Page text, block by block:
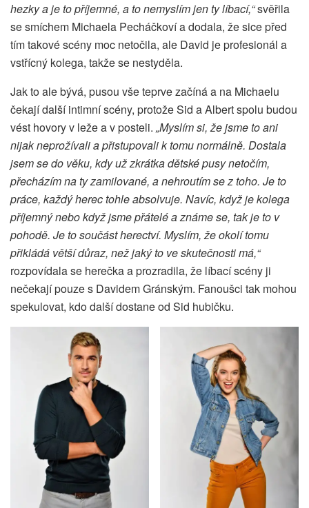
hezky a je to příjemné, a to nemyslím jen ty líbací,“svěřila
se smíchem Michaela Pecháčkoví a dodala, že sice před
tím takové scény moc netočila, ale David je profesionál a
vstřícný kolega, takže se nestyděla.
Jak to ale bývá, pusou vše teprve začíná a na Michaelu
čekají další intimní scény, protože Sid a Albert spolu budou
vést hovory v leže a v posteli. „Myslím si, že jsme to ani
nijak neprožívali a přistupovali k tomu normálně. Dostala
jsem se do věku, kdy už zkrátka dětské pusy netočím,
přecházím na ty zamilované, a nehroutím se z toho. Je to
práce, každý herec tohle absolvuje. Navíc, když je kolega
příjemný nebo když jsme přátelé a známe se, tak je to v
pohodě. Je to součást herectví. Myslím, že okolí tomu
přikládá větší důraz, než jaký to ve skutečnosti má,“
rozpovídala se herečka a prozradila, že líbací scény ji
nečekají pouze s Davidem Gránským. Fanoušci tak mohou
spekulovat, kdo další dostane od Sid hubičku.